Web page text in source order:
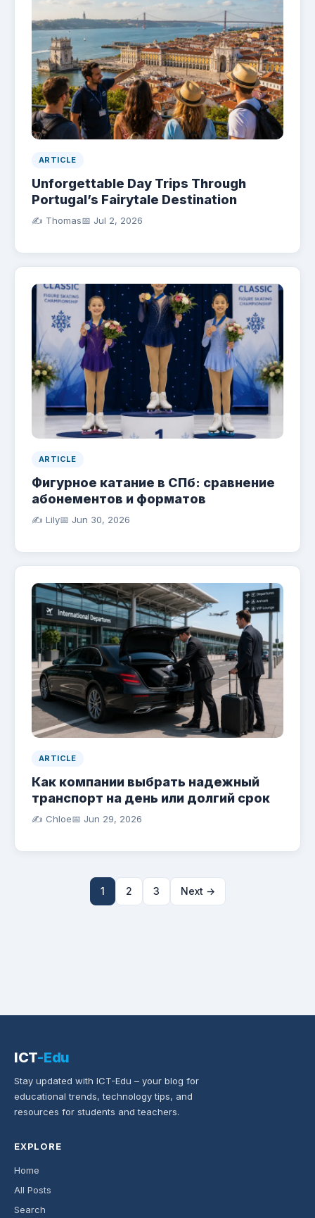
ARTICLE
Unforgettable Day Trips Through
Portugal’s Fairytale Destination
✍️ Thomas📅 Jul 2, 2026
ARTICLE
Фигурное катание в СПб: сравнение
абонементов и форматов
✍️ Lily📅 Jun 30, 2026
ARTICLE
Как компании выбрать надежный
транспорт на день или долгий срок
✍️ Chloe📅 Jun 29, 2026
1 2 3 Next →
ICT-Edu
Stay updated with ICT-Edu – your blog for
educational trends, technology tips, and
resources for students and teachers.
EXPLORE
Home
All Posts
Search